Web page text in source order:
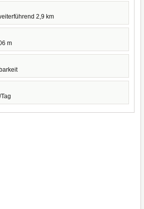
2,9 km
m